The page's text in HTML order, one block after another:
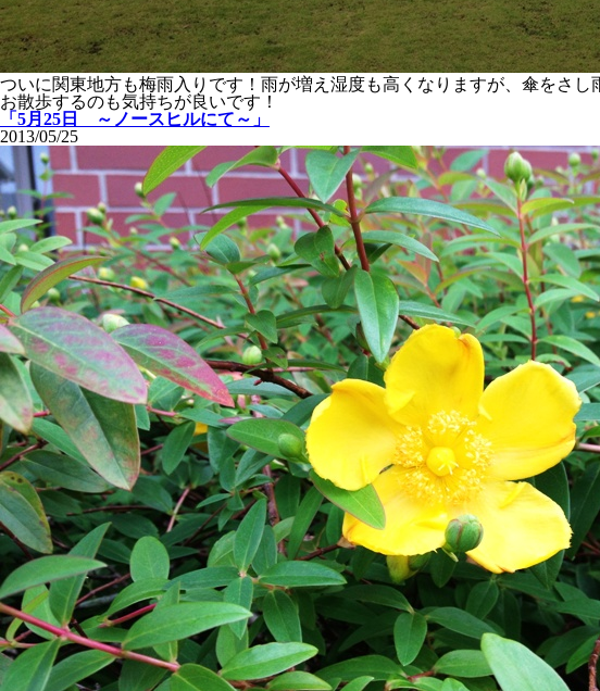
ついに関東地方も梅雨入りです！雨が増え湿度も高くなりますが、傘をさ
お散歩するのも気持ちが良いです！
「5月25日 ～ノースヒルにて～」
2013/05/25